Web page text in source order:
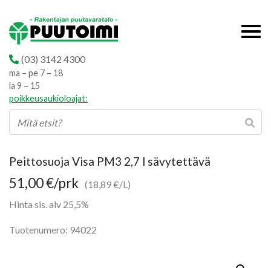
(03) 3142 4300
ma – pe 7 – 18
la 9 – 15
poikkeusaukioloajat:
Peittosuoja Visa PM3 2,7 l sävytettävä
51,00€/prk (18,89 €/L)
Hinta sis. alv 25,5%
Tuotenumero: 94022